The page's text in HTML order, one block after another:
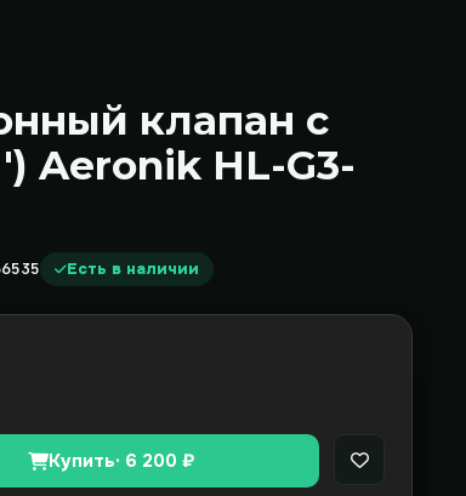
клапан с
Aeronik HL-G3-
Есть в наличии
Купить· 6 200 ₽ В закладки